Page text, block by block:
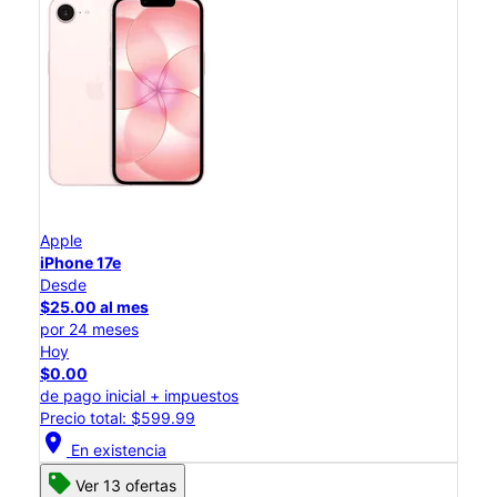
Apple
iPhone 17e
Desde
$25.00 al mes
por 24 meses
Hoy
$0.00
de pago inicial + impuestos
Precio total: $599.99
location_on En existencia
Ver 13 ofertas